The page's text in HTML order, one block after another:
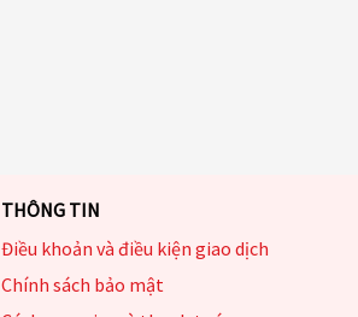
THÔNG TIN
Điều khoản và điều kiện giao dịch
Chính sách bảo mật